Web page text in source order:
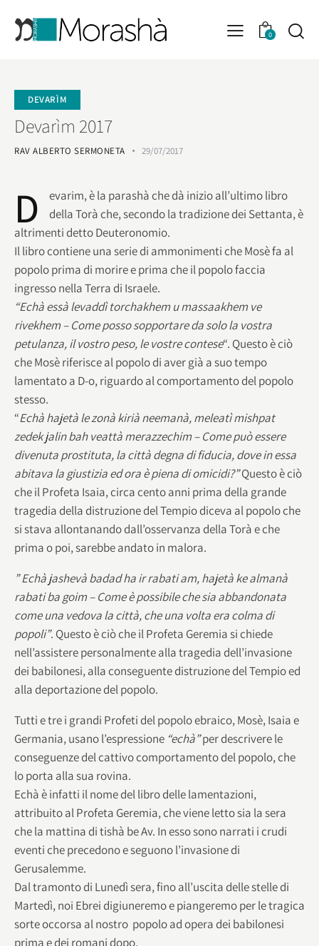
0
DEVARÌM
Devarìm 2017
RAV ALBERTO SERMONETA 29/07/2017
D
evarim, è la parashà che dà inizio all’ultimo libro
della Torà che, secondo la tradizione dei Settanta, è
altrimenti detto Deuteronomio.
Il libro contiene una serie di ammonimenti che Mosè fa al
popolo prima di morire e prima che il popolo faccia
ingresso nella Terra di Israele.
“Echà essà levaddì torchakhem u massaakhem ve
rivekhem – Come posso sopportare da solo la vostra
petulanza, il vostro peso, le vostre contese“. Questo è ciò
che Mosè riferisce al popolo di aver già a suo tempo
lamentato a D-o, riguardo al comportamento del popolo
stesso.
“Echà hajetà le zonà kirià neemanà, meleatì mishpat
zedek jalin bah veattà merazzechim – Come può essere
divenuta prostituta, la città degna di fiducia, dove in essa
abitava la giustizia ed ora è piena di omicidi?”Questo è ciò
che il Profeta Isaia, circa cento anni prima della grande
tragedia della distruzione del Tempio diceva al popolo che
si stava allontanando dall’osservanza della Torà e che
prima o poi, sarebbe andato in malora.
” Echà jashevà badad ha ir rabati am, hajetà ke almanà
rabati ba goim – Come è possibile che sia abbandonata
come una vedova la città, che una volta era colma di
popoli”. Questo è ciò che il Profeta Geremia si chiede
nell’assistere personalmente alla tragedia dell’invasione
dei babilonesi, alla conseguente distruzione del Tempio ed
alla deportazione del popolo.
Tutti e tre i grandi Profeti del popolo ebraico, Mosè, Isaia e
Germania, usano l’espressione “echà”per descrivere le
conseguenze del cattivo comportamento del popolo, che
lo porta alla sua rovina.
Echà è infatti il nome del libro delle lamentazioni,
attribuito al Profeta Geremia, che viene letto sia la sera
che la mattina di tishà be Av. In esso sono narrati i crudi
eventi che precedono e seguono l’invasione di
Gerusalemme.
Dal tramonto di Lunedì sera, fino all’uscita delle stelle di
Martedì, noi Ebrei digiuneremo e piangeremo per le tragica
sorte occorsa al nostro popolo ad opera dei babilonesi
prima e dei romani dopo.